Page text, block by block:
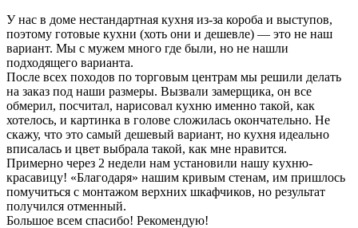
У нас в доме нестандартная кухня из-за короба и выступов,
поэтому готовые кухни (хоть они и дешевле) — это не наш
вариант. Мы с мужем много где были, но не нашли
подходящего варианта.
После всех походов по торговым центрам мы решили делать
на заказ под наши размеры. Вызвали замерщика, он все
обмерил, посчитал, нарисовал кухню именно такой, как
хотелось, и картинка в голове сложилась окончательно. Не
скажу, что это самый дешевый вариант, но кухня идеально
вписалась и цвет выбрала такой, как мне нравится.
Примерно через 2 недели нам установили нашу кухню-
красавицу! «Благодаря» нашим кривым стенам, им пришлось
помучиться с монтажом верхних шкафчиков, но результат
получился отменный.
Большое всем спасибо! Рекомендую!